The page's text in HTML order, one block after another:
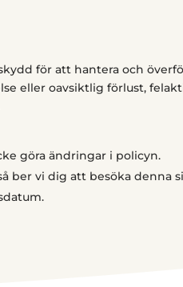
för att hantera och
eller oavsiktlig förlust,
göra ändringar i policyn.
ber vi dig att besöka